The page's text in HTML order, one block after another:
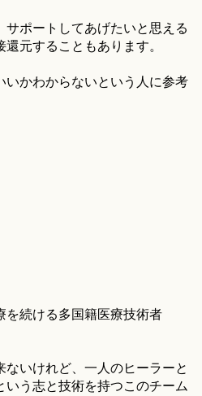
ポートしてあげたいと思える
元することもあります。
いかわからないという人に参考
を続ける多国籍医療技術者
ないけれど、一人のヒーラーと
いう志と技術を持つこのチーム